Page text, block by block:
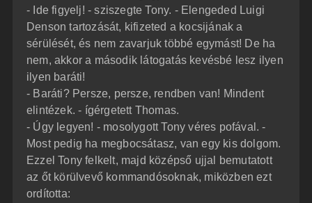
- Ide figyelj! - sziszegte Tony. - Elengeded Luigi
Denson tartozását, kifizeted a kocsijának a
sérülését, és nem zavarjuk többé egymást! De ha
nem, akkor a második látogatás kevésbé lesz ilyen
ilyen baráti!
- Baráti? Persze, persze, rendben van! Mindent
elintézek. - ígérgetett Thomas.
- Úgy legyen! - mosolygott Tony véres pofával. -
Most pedig ha megbocsátasz, van egy kis dolgom.
Ezzel Tony felkelt, majd középső ujjal bemutatott
az őt körülvevő kommandósoknak, miközben ezt
ordította: